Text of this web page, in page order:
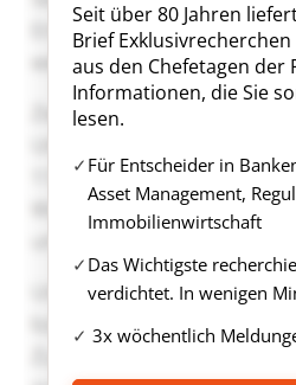
Seit über 80 Jahren
Brief
aus den Chefetagen der
Informationen, die Sie
lesen.
Für Entscheider in
Asset Management,
Immobilienwirtschaft
Das Wichtigste
verdichtet. In wenigen
3x wöchentlich